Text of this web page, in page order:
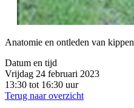
Anatomie en ontleden van kippen
Datum en tijd
Vrijdag 24 februari 2023
13:30 tot 16:30 uur
Terug naar overzicht